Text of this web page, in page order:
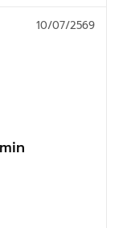
10/07/2569